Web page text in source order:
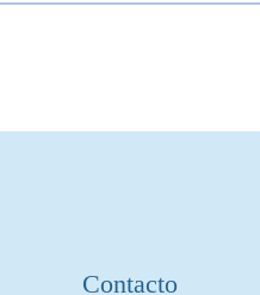
Contacto